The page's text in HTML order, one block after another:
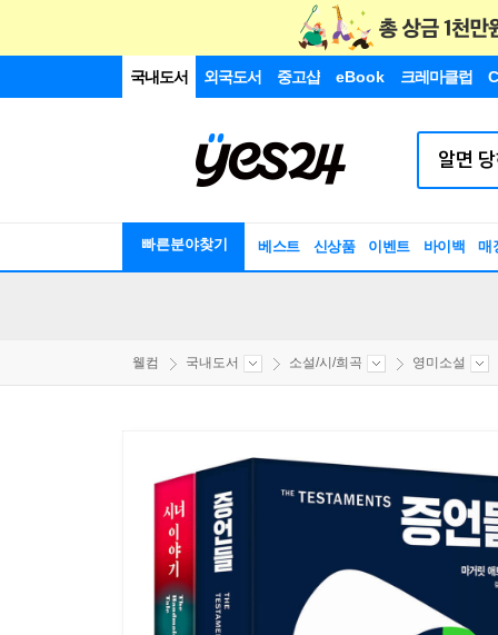
국내도서 외국도서 중고샵 eBook 크레마클럽
빠른분야찾기 베스트 신상품 이벤트 바이백 매
웰컴 국내도서 소설/시/희곡 영미소설